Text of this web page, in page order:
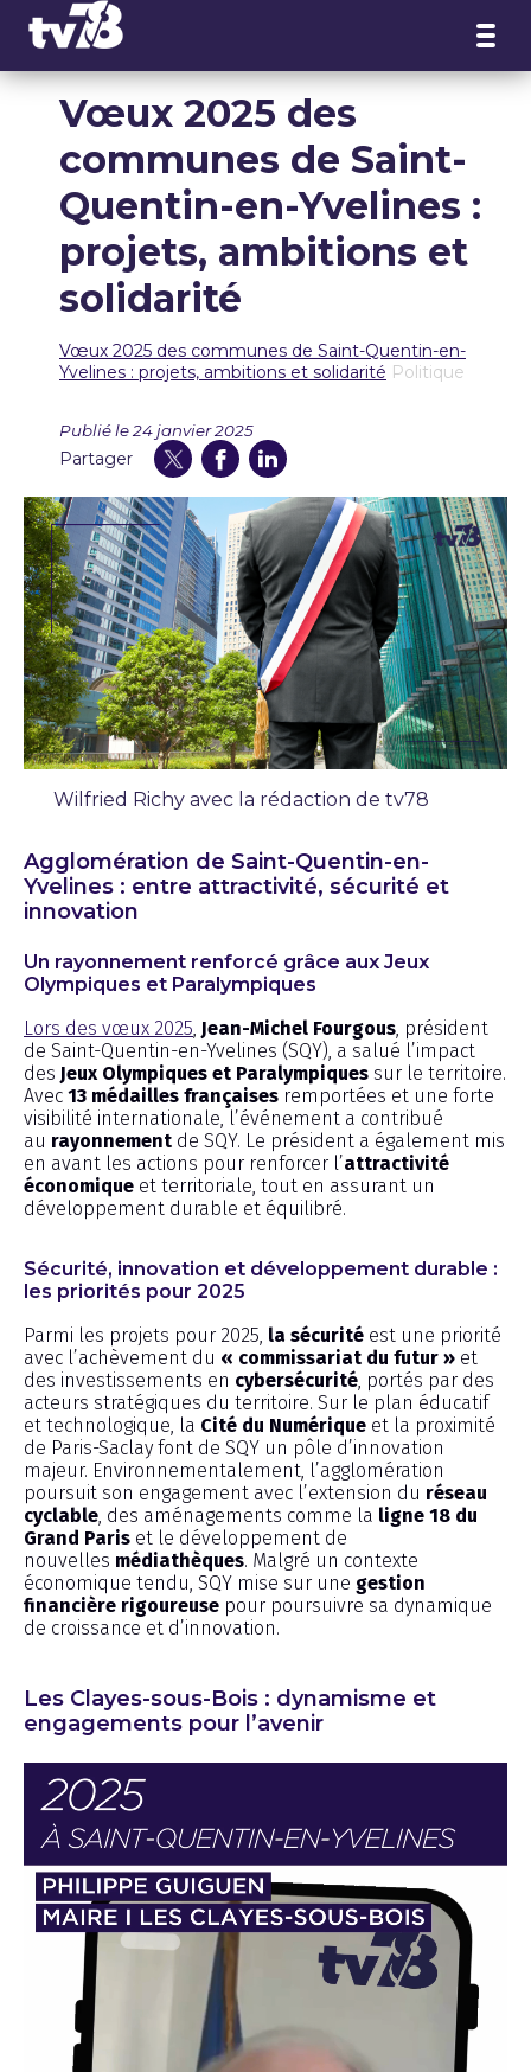
Vœux 2025 des
communes de Saint-
Quentin-en-Yvelines :
projets, ambitions et
solidarité
Vœux 2025 des communes de Saint-Quentin-en-
Yvelines : projets, ambitions et solidarité Politique
Publié le 24 janvier 2025
Partager
Wilfried Richy avec la rédaction de tv78
Agglomération de Saint-Quentin-en-
Yvelines : entre attractivité, sécurité et
innovation
Un rayonnement renforcé grâce aux Jeux
Olympiques et Paralympiques
Lors des vœux 2025 Jean-Michel Fourgous , président
de Saint-Quentin-en-Yvelines (SQY), a salué l’impact
des Jeux Olympiques et Paralympiques sur le territoire.
Avec 13 médailles françaises remportées et une forte
visibilité internationale, l’événement a contribué
au rayonnement de SQY. Le président a également mis
en avant les actions pour renforcer l’attractivité
économique et territoriale, tout en assurant un
développement durable et équilibré.
Sécurité, innovation et développement durable :
les priorités pour 2025
Parmi les projets pour 2025, la sécurité est une priorité
avec l’achèvement du « commissariat du futur » et
des investissements en cybersécurité , portés par des
acteurs stratégiques du territoire. Sur le plan éducatif
et technologique, la Cité du Numérique et la proximité
de Paris-Saclay font de SQY un pôle d’innovation
majeur. Environnementalement, l’agglomération
poursuit son engagement avec l’extension du réseau
cyclable , des aménagements comme la ligne 18 du
Grand Paris et le développement de
nouvelles médiathèques. Malgré un contexte
économique tendu, SQY mise sur une gestion
financière rigoureuse pour poursuivre sa dynamique
de croissance et d’innovation.
Les Clayes-sous-Bois : dynamisme et
engagements pour l’avenir
Panneau de gestion des cookies